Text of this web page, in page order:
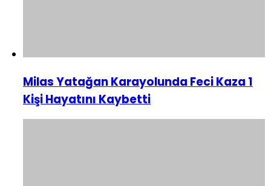
Milas Yatağan Karayolunda Feci Kaza 1
Kişi Hayatını Kaybetti